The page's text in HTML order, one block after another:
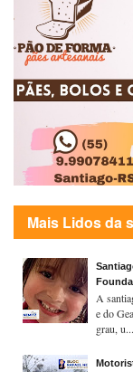
Mais Lidos da
A
e do
grau, u...